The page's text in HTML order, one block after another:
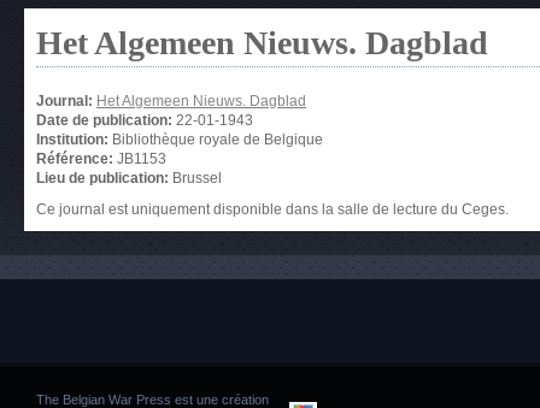
Het Algemeen Nieuws. Dagblad
Journal: Het Algemeen Nieuws. Dagblad
Date de publication: 22-01-1943
Institution: Bibliothèque royale de Belgique
Référence: JB1153
Lieu de publication: Brussel
Ce journal est uniquement disponible dans la salle de lecture du Ceges.
The Belgian War Press est une création